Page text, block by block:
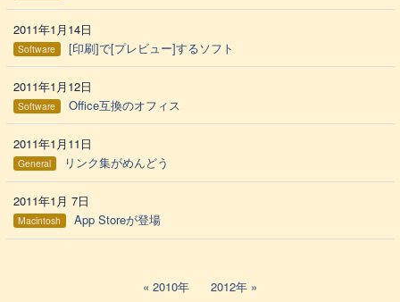
2011年1月14日
Software [印刷]で[プレビュー]するソフト
2011年1月12日
Software Office互換のオフィス
2011年1月11日
General リンク集がめんどう
2011年1月 7日
Macintosh App Storeが登場
2010年 2012年